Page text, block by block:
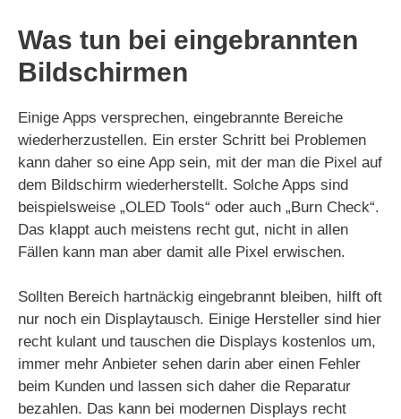
Was tun bei eingebrannten
Bildschirmen
Einige Apps versprechen, eingebrannte Bereiche
wiederherzustellen. Ein erster Schritt bei Problemen
kann daher so eine App sein, mit der man die Pixel auf
dem Bildschirm wiederherstellt. Solche Apps sind
beispielsweise „OLED Tools“ oder auch „Burn Check“.
Das klappt auch meistens recht gut, nicht in allen
Fällen kann man aber damit alle Pixel erwischen.
Sollten Bereich hartnäckig eingebrannt bleiben, hilft oft
nur noch ein Displaytausch. Einige Hersteller sind hier
recht kulant und tauschen die Displays kostenlos um,
immer mehr Anbieter sehen darin aber einen Fehler
beim Kunden und lassen sich daher die Reparatur
bezahlen. Das kann bei modernen Displays recht